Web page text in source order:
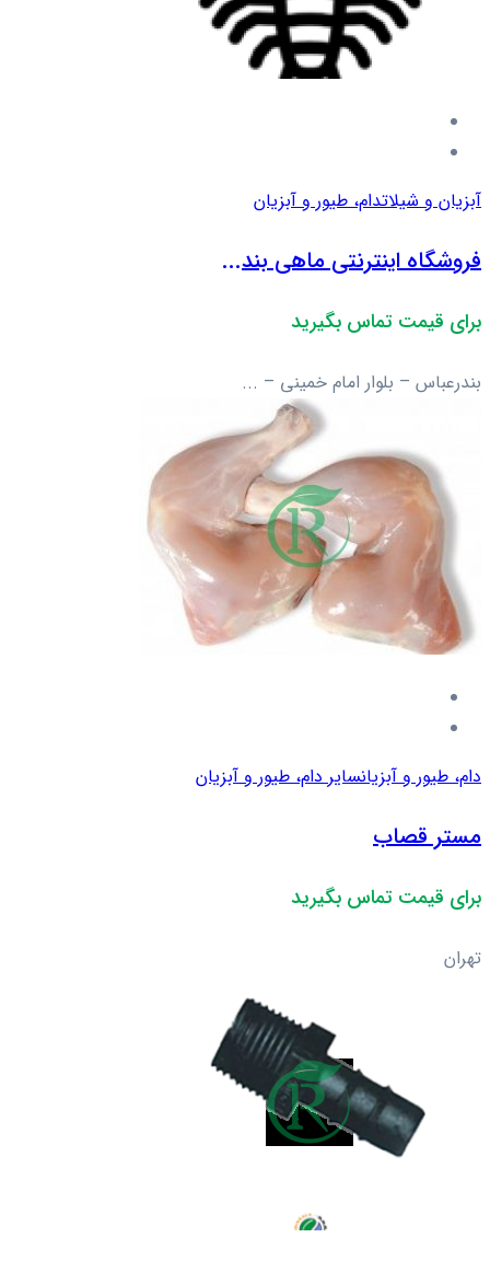
آبزیان و شیلاتدام، طیور و آبزیان
فروشگاه اینترنتی ماهی بند...
برای قیمت تماس بگیرید
بندرعباس – بلوار امام خمینی – ...
دام، طیور و آبزیانسایر دام، طیور و آبزیان
مستر قصاب
برای قیمت تماس بگیرید
تهران